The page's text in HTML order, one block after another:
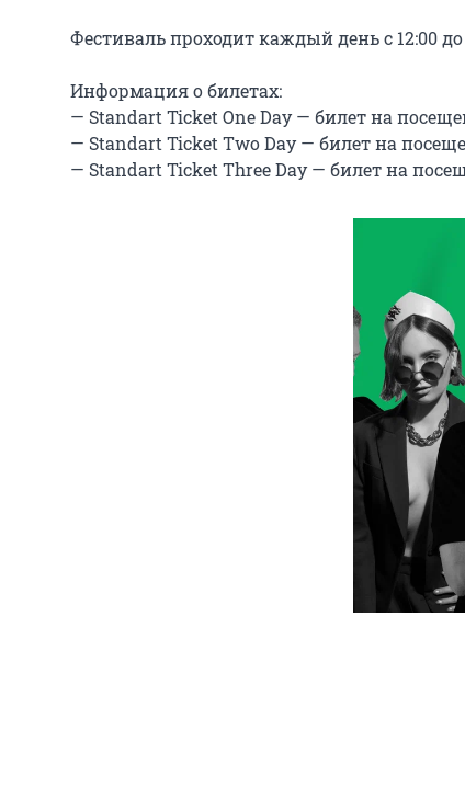
Фестиваль проходит каждый день с 12:00 до
Информация о билетах:
— Standart Ticket One Day — билет на
— Standart Ticket Two Day — билет на
— Standart Ticket Three Day — билет на